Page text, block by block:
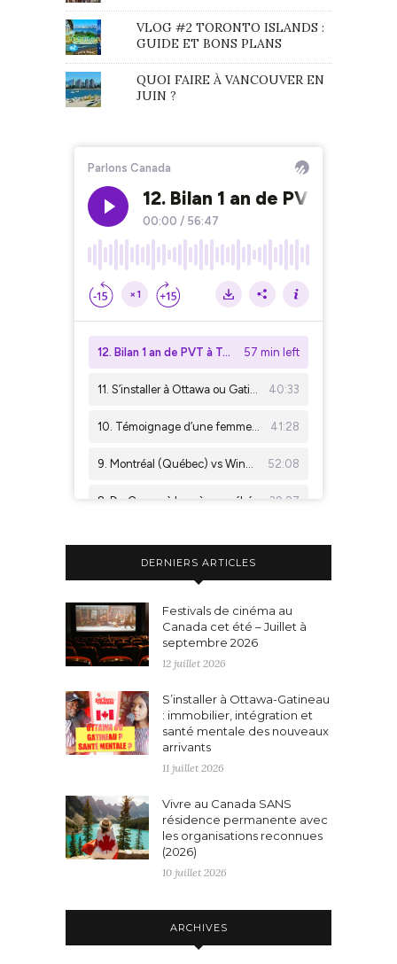
VLOG #2 TORONTO ISLANDS :
GUIDE ET BONS PLANS
QUOI FAIRE À VANCOUVER EN
JUIN ?
DERNIERS ARTICLES
Festivals de cinéma au
Canada cet été – Juillet à
septembre 2026
12 juillet 2026
S’installer à Ottawa-Gatineau
: immobilier, intégration et
santé mentale des nouveaux
arrivants
11 juillet 2026
Vivre au Canada SANS
résidence permanente avec
les organisations reconnues
(2026)
10 juillet 2026
ARCHIVES